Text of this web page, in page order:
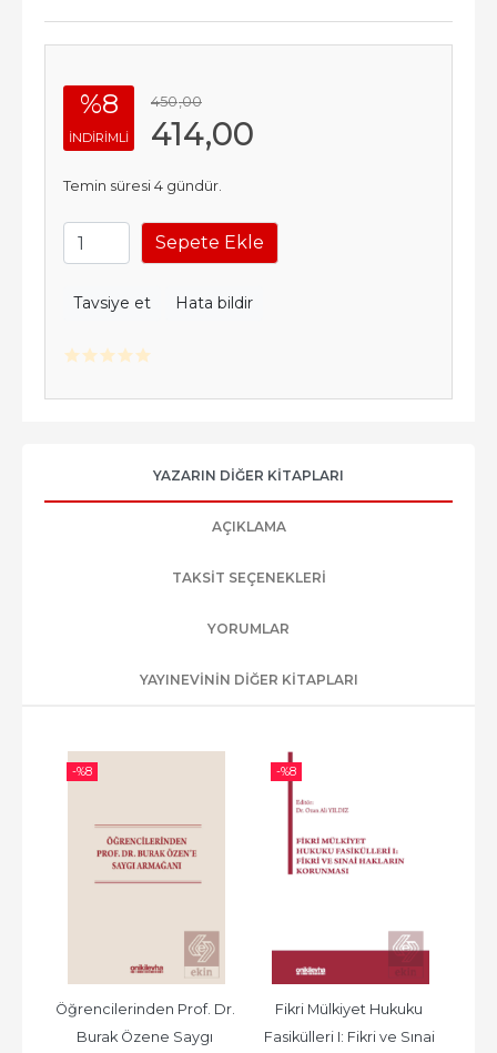
%8
INDIRIMLI
450,00
414,00
Temin süresi 4 gündür.
Sepete Ekle
Tavsiye et Hata bildir
YAZARIN DIĞER KITAPLARI
AÇIKLAMA
TAKSIT SEÇENEKLERI
YORUMLAR
YAYINEVININ DIĞER KITAPLARI
-%8
Öğrencilerinden Prof. Dr.
Burak Özene Saygı
-%8
Fikri Mülkiyet Hukuku
Fasikülleri I: Fikri ve Sınai